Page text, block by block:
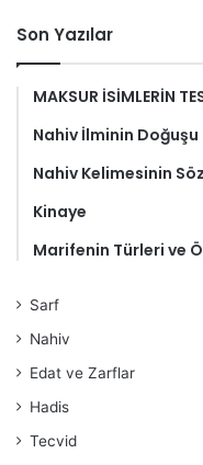
Son Yazılar
MAKSUR İSİMLERİN
Nahiv İlminin Doğuşu
Nahiv Kelimesinin
Kinaye
Marifenin Türleri ve
Sarf
Nahiv
Edat ve Zarflar
Hadis
Tecvid